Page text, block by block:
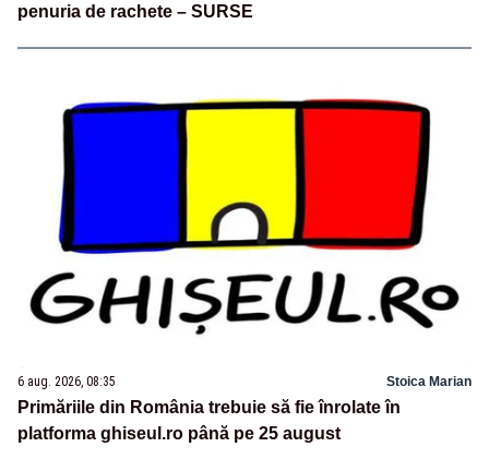
penuria de rachete – SURSE
6 aug. 2026, 08:35 Stoica Marian
Primăriile din România trebuie să fie înrolate în
platforma ghiseul.ro până pe 25 august